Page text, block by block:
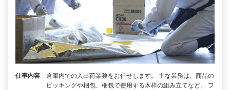
仕事内容
倉庫内での入出荷業務をお任せします。 主な業務は、商品の
ピッキングや梱包、梱包で使用する木枠の組み立てなど。 フ